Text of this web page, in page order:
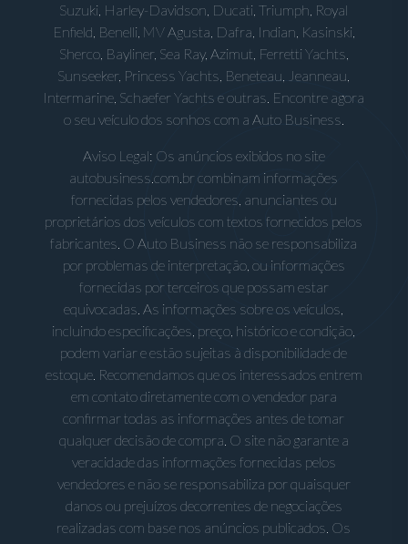
Suzuki, Harley-Davidson, Ducati, Triumph, Royal
Enfield, Benelli, MV Agusta, Dafra, Indian, Kasinski,
Sherco, Bayliner, Sea Ray, Azimut, Ferretti Yachts,
Sunseeker, Princess Yachts, Beneteau, Jeanneau,
Intermarine, Schaefer Yachts e outras. Encontre agora
o seu veículo dos sonhos com a Auto Business.
Aviso Legal: Os anúncios exibidos no site
autobusiness.com.br combinam informações
fornecidas pelos vendedores, anunciantes ou
proprietários dos veículos com textos fornecidos pelos
fabricantes. O Auto Business não se responsabiliza
por problemas de interpretação, ou informações
fornecidas por terceiros que possam estar
equivocadas. As informações sobre os veículos,
incluindo especificações, preço, histórico e condição,
podem variar e estão sujeitas à disponibilidade de
estoque. Recomendamos que os interessados entrem
em contato diretamente com o vendedor para
confirmar todas as informações antes de tomar
qualquer decisão de compra. O site não garante a
veracidade das informações fornecidas pelos
vendedores e não se responsabiliza por quaisquer
danos ou prejuízos decorrentes de negociações
realizadas com base nos anúncios publicados. Os